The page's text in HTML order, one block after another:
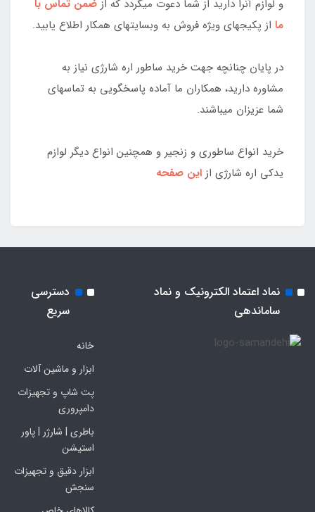
و لوازم آنرا دارید از شما دعوت میگردد که از ضمن تماس با
ما از پکیجهای ویژه فروش به وبسایتهای همکار اطلاع یابید.
در پایان چنانچه جهت خرید ساطور اره شارژی نیاز به
مشاوره دارید، همکاران ما آماده پاسخگویی به تماسهای
شما عزیزان میباشند.
خرید انواع ساطوری و زنجیر و همچنین انواع دیگر لوازم
یدکی اره شارژی از این صفحه
نماد اعتماد الکترونیک و نماد
ساماندهی
دسترسی
سریع
خانه
ابزار و ماشین آلات
پت شاپ و تجهیزات
دامپروری
باطری | شارژر | پاور
استیشن
ابزار دقیق و تجهیزات
سنجش